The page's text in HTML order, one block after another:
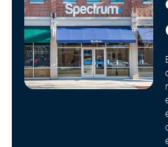
Administrar
cuenta
Encuentra
una
tienda